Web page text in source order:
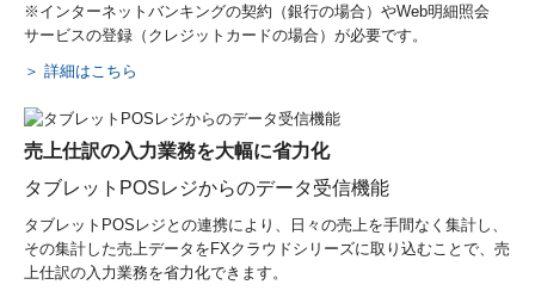
※インターネットバンキングの契約（銀行の場合）やWeb明細照会
サービスの登録（クレジットカードの場合）が必要です。
＞ 詳細はこちら
売上仕訳の入力業務を大幅に省力化
タブレットPOSレジからのデータ受信機能
タブレットPOSレジとの連携により、日々の売上を手間なく集計し、
その集計した売上データをFXクラウドシリーズに取り込むことで、売
上仕訳の入力業務を省力化できます。